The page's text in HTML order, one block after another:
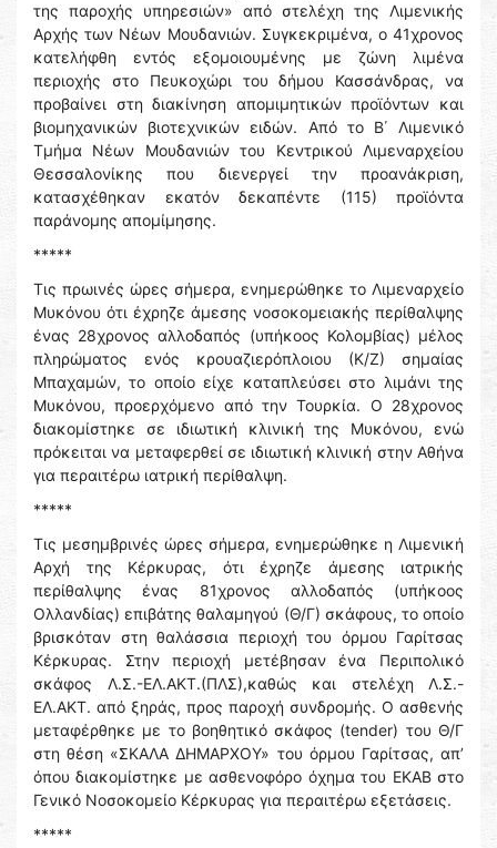
της παροχής υπηρεσιών» από στελέχη της Λιμενικής
Αρχής των Νέων Μουδανιών. Συγκεκριμένα, ο 41χρονος
κατελήφθη εντός εξομοιουμένης με ζώνη λιμένα
περιοχής στο Πευκοχώρι του δήμου Κασσάνδρας, να
προβαίνει στη διακίνηση απομιμητικών προϊόντων και
βιομηχανικών βιοτεχνικών ειδών. Από το Β΄ Λιμενικό
Τμήμα Νέων Μουδανιών του Κεντρικού Λιμεναρχείου
Θεσσαλονίκης που διενεργεί την προανάκριση,
κατασχέθηκαν εκατόν δεκαπέντε (115) προϊόντα
παράνομης απομίμησης.
*****
Τις πρωινές ώρες σήμερα, ενημερώθηκε το Λιμεναρχείο
Μυκόνου ότι έχρηζε άμεσης νοσοκομειακής περίθαλψης
ένας 28χρονος αλλοδαπός (υπήκοος Κολομβίας) μέλος
πληρώματος ενός κρουαζιερόπλοιου (Κ/Ζ) σημαίας
Μπαχαμών, το οποίο είχε καταπλεύσει στο λιμάνι της
Μυκόνου, προερχόμενο από την Τουρκία. Ο 28χρονος
διακομίστηκε σε ιδιωτική κλινική της Μυκόνου, ενώ
πρόκειται να μεταφερθεί σε ιδιωτική κλινική στην Αθήνα
για περαιτέρω ιατρική περίθαλψη.
*****
Τις μεσημβρινές ώρες σήμερα, ενημερώθηκε η Λιμενική
Αρχή της Κέρκυρας, ότι έχρηζε άμεσης ιατρικής
περίθαλψης ένας 81χρονος αλλοδαπός (υπήκοος
Ολλανδίας) επιβάτης θαλαμηγού (Θ/Γ) σκάφους, το οποίο
βρισκόταν στη θαλάσσια περιοχή του όρμου Γαρίτσας
Κέρκυρας. Στην περιοχή μετέβησαν ένα Περιπολικό
σκάφος Λ.Σ.-ΕΛ.ΑΚΤ.(ΠΛΣ),καθώς και στελέχη Λ.Σ.-
ΕΛ.ΑΚΤ. από ξηράς, προς παροχή συνδρομής. Ο ασθενής
μεταφέρθηκε με το βοηθητικό σκάφος (tender) του Θ/Γ
στη θέση «ΣΚΑΛΑ ΔΗΜΑΡΧΟΥ» του όρμου Γαρίτσας, απ’
όπου διακομίστηκε με ασθενοφόρο όχημα του ΕΚΑΒ στο
Γενικό Νοσοκομείο Κέρκυρας για περαιτέρω εξετάσεις.
*****